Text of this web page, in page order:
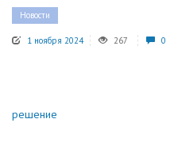
Новости
1 ноября 2024 267 0
решение